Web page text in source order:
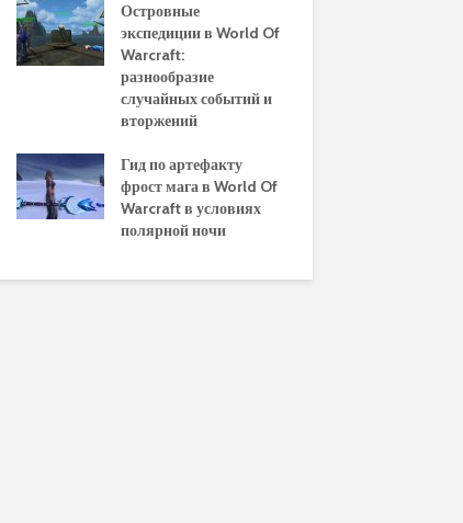
Островные
экспедиции в World Of
Warcraft:
разнообразие
случайных событий и
вторжений
Гид по артефакту
фрост мага в World Of
Warcraft в условиях
полярной ночи